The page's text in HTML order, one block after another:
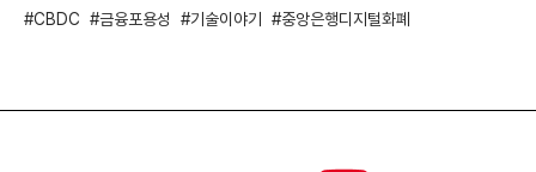
CBDC 금융포용성 기술이야기 중앙은행디지털화폐